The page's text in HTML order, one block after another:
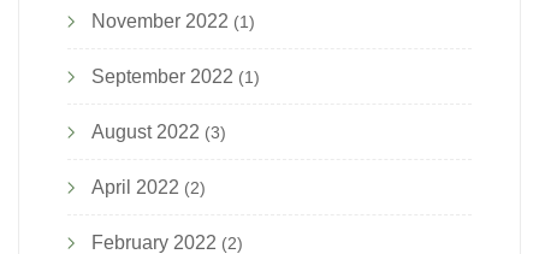
November 2022 (1)
September 2022 (1)
August 2022 (3)
April 2022 (2)
February 2022 (2)